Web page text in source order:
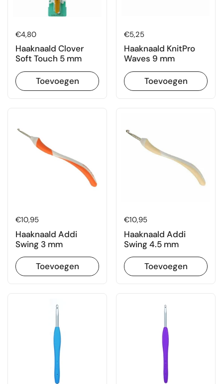
Prijs:
€4,80
Haaknaald Clover
Soft Touch 5 mm
Toevoegen
Prijs:
€5,25
Haaknaald KnitPro
Waves 9 mm
Toevoegen
Prijs:
€10,95
Haaknaald Addi
Swing 3 mm
Toevoegen
Prijs:
€10,95
Haaknaald Addi
Swing 4.5 mm
Toevoegen